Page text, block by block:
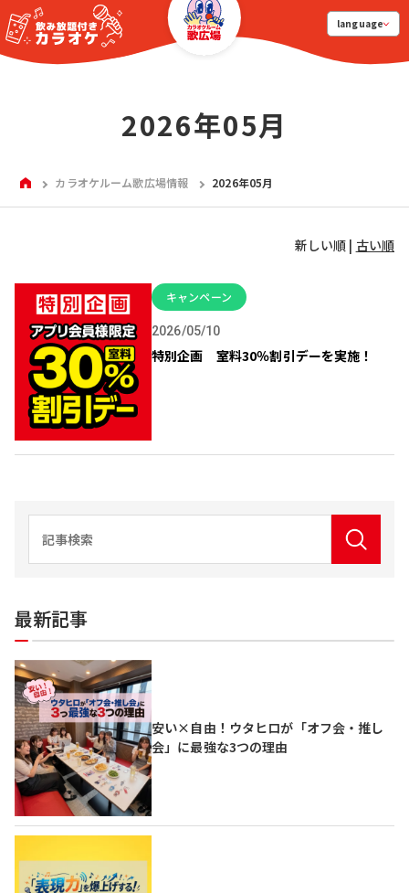
language
2026年05月
HOMEカラオケルーム歌広場情報 2026年05月
新しい順 | 古い順
キャンペーン
2026/05/10
特別企画 室料30％割引デーを実施！
最新記事
安い×自由！ウタヒロが「オフ会・推し
会」に最強な3つの理由